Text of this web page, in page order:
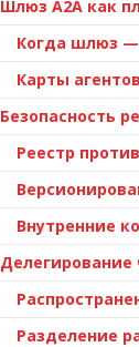
Шлюз A2A как
Когда шлюз —
Карты
Безопасность
Реестр
Внутренние
Делегирование
Разделение